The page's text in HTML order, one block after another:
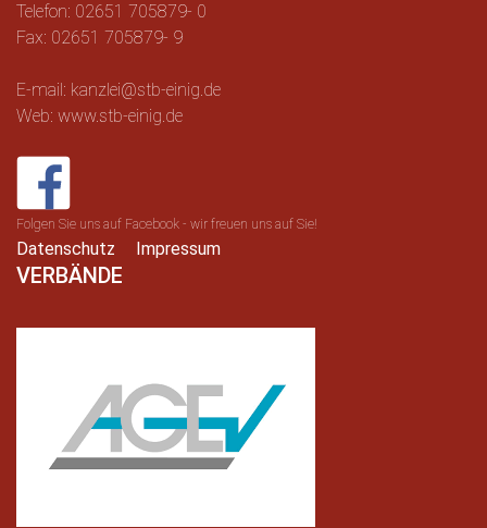
Telefon: 02651 705879- 0
Fax: 02651 705879- 9
E-mail: kanzlei@stb-einig.de
Web: www.stb-einig.de
Folgen Sie uns auf Facebook - wir freuen uns auf Sie!
Datenschutz Impressum
VERBÄNDE